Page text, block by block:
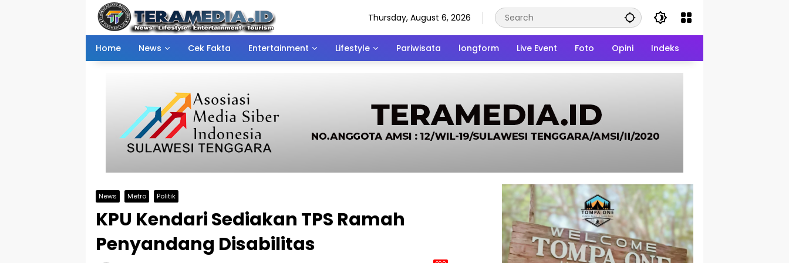
Thursday, August 6, 2026
Home News Cek Fakta Entertainment Lifestyle Pariwisata longform Live Event Foto Opini Indeks
News Metro Politik
KPU Kendari Sediakan TPS Ramah
Penyandang Disabilitas